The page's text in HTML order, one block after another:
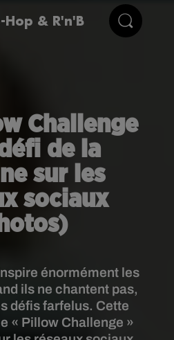
Hop & R'n'B
Challenge
de la
sur les
sociaux
énormément les
ils ne chantent pas,
défis farfelus. Cette
« Pillow Challenge »